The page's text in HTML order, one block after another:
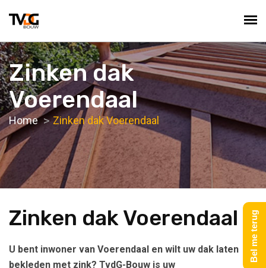
Zinken dak
Voerendaal
Home Zinken dak Voerendaal
Zinken dak Voerendaal
U bent inwoner van Voerendaal en wilt uw dak laten
bekleden met zink? TvdG-Bouw is uw
Bel me terug